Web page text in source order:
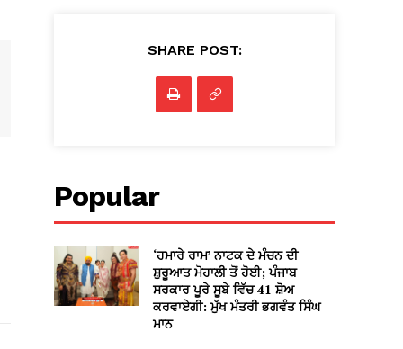
SHARE POST:
Popular
‘ਹਮਾਰੇ ਰਾਮ’ ਨਾਟਕ ਦੇ ਮੰਚਨ ਦੀ
ਸ਼ੁਰੂਆਤ ਮੋਹਾਲੀ ਤੋਂ ਹੋਈ; ਪੰਜਾਬ
ਸਰਕਾਰ ਪੂਰੇ ਸੂਬੇ ਵਿੱਚ 41 ਸ਼ੋਅ
ਕਰਵਾਏਗੀ: ਮੁੱਖ ਮੰਤਰੀ ਭਗਵੰਤ ਸਿੰਘ
ਮਾਨ